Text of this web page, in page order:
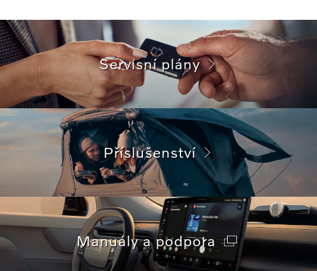
Servisní plány
Příslušenství
Manuály a podpora